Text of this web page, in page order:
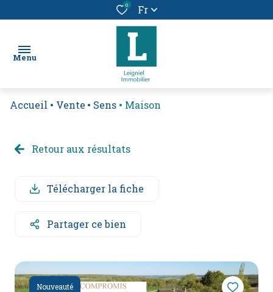
0 Fr
Menu
bien
e-
mail
Accueil Vente Sens Maison
Retour aux résultats
Télécharger la fiche
Partager ce bien
Nouveauté